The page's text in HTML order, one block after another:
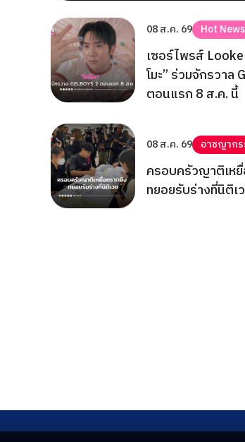
08 ส.ค. 69 Hot News
เซอร์ไพรส์ Looke
โมะ” ร่วมจักรวาล
ตอนแรก 8 ส.ค. นี้
08 ส.ค. 69 อาชญาก
ครอบครัวญาติเห
ทยอยรับร่างที่นิติเ